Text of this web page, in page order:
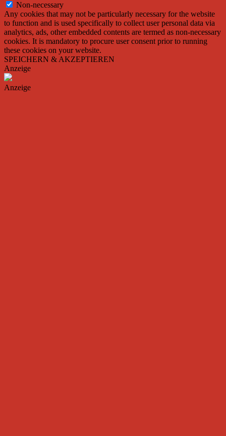
Non-necessary
Any cookies that may not be particularly necessary for the website
to function and is used specifically to collect user personal data via
analytics, ads, other embedded contents are termed as non-necessary
cookies. It is mandatory to procure user consent prior to running
these cookies on your website.
SPEICHERN & AKZEPTIEREN
Anzeige
Anzeige